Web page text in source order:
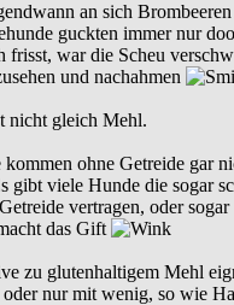
an sich
guckten immer nur
frisst, war die Scheu
und nachahmen
nicht gleich Mehl.
ohne Getreide gar
gibt viele Hunde die sogar
vertragen, oder
das Gift
zu glutenhaltigem Mehl
nur mit wenig, so wie